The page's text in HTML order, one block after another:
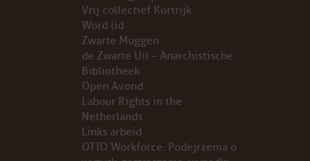
DE CRISIS VOORBIJ
CODE ZWART
FREE JOCK PALFREEMAN
BUITEN DE ORDE
Vrij collectief Kortrijk
Word lid
Zwarte Muggen
de Zwarte Uil – Anarchistische
Bibliotheek
Open Avond
Labour Rights in the
Netherlands
Links arbeid
OTTO Workforce. Podejrzenia o